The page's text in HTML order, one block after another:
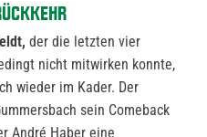
der die letzten vier
nicht mitwirken konnte,
wieder im Kader. Der
sein Comeback
André Haber eine